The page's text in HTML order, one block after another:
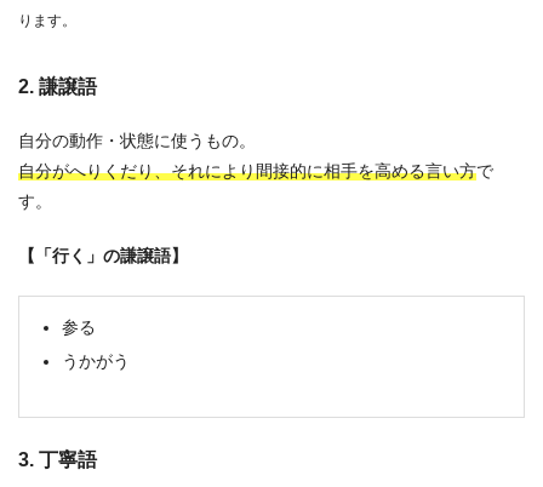
ります。
2. 謙譲語
自分の動作・状態に使うもの。
自分がへりくだり、それにより間接的に相手を高める言い方で
す。
【「行く」の謙譲語】
参る
うかがう
3. 丁寧語